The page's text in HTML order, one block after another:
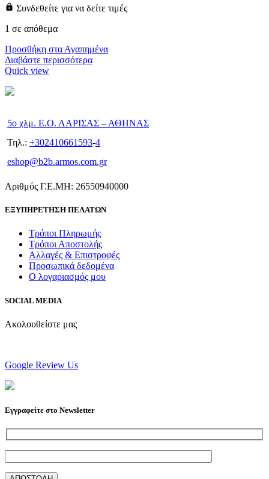
Συνδεθείτε για να δείτε τιμές
1 σε απόθεμα
Προσθήκη στα Αγαπημένα
Διαβάστε περισσότερα
Quick view
5ο χλμ. Ε.Ο. ΛΑΡΙΣΑΣ – ΑΘΗΝΑΣ
Τηλ.: +302410661593-4
eshop@b2b.armos.com.gr
Αριθμός Γ.Ε.ΜΗ: 26550940000
ΕΞΥΠΗΡΕΤΗΣΗ ΠΕΛΑΤΩΝ
Τρόποι Πληρωμής
Τρόποι Αποστολής
Αλλαγές & Επιστροφές
Προσωπικά δεδομένα
Ο λογαριασμός μου
SOCIAL MEDIA
Ακολουθείστε μας
Google Review Us
Εγγραφείτε στο Newsletter